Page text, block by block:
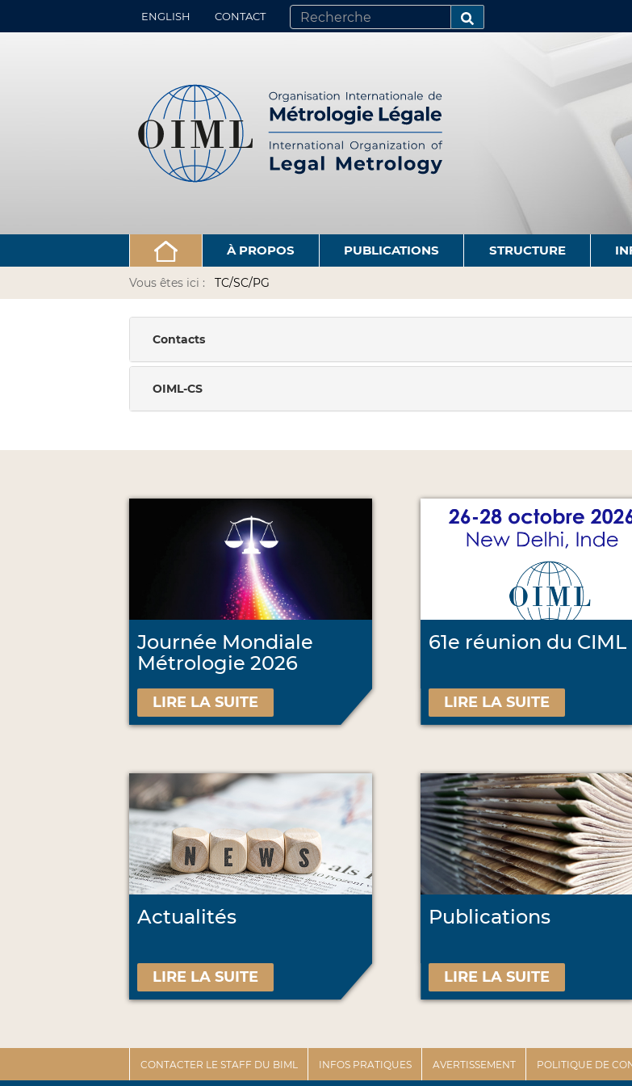
ENGLISH CONTACT
CHERCHER PAR
RECHERCHE AVANCÉE…
À PROPOS PUBLICATIONS STRUCTURE
Vous êtes ici : TC/SC/PG
Contacts
OIML-CS
Journée Mondiale
Métrologie 2026
LIRE LA SUITE
61e réunion du CIML
LIRE LA SUITE
Actualités
LIRE LA SUITE
Publications
LIRE LA SUITE
CONTACTER LE STAFF DU BIML INFOS PRATIQUES AVERTISSEMENT POLITIQUE DE